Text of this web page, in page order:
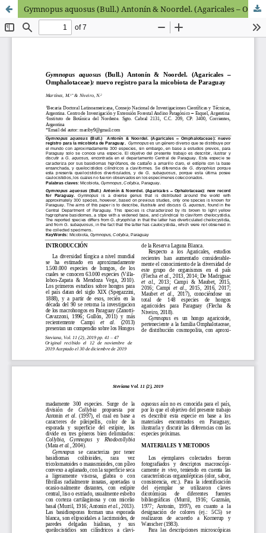
Gymnopus aquosus (Bull.) Antonín & Noordel. (Agaricales – Omphalotaceae): nuevo registro para la micobiota de Paraguay